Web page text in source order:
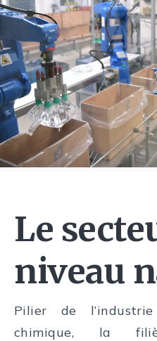
Le
niveau
Pilier de
chimique, la